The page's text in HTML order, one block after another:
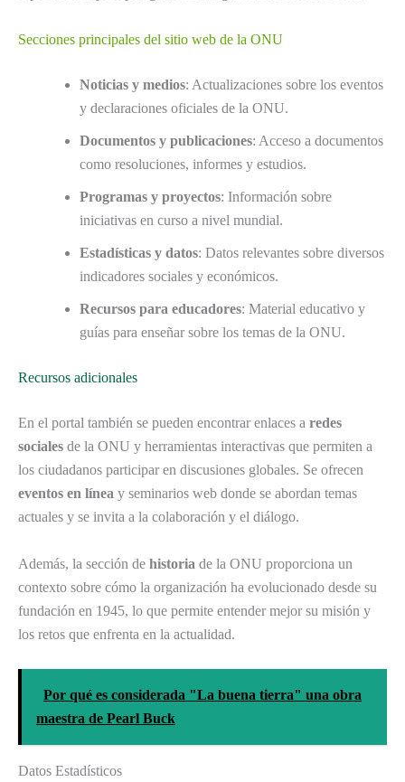
Secciones principales del sitio web de la ONU
Noticias y medios: Actualizaciones sobre los eventos
y declaraciones oficiales de la ONU.
Documentos y publicaciones: Acceso a documentos
como resoluciones, informes y estudios.
Programas y proyectos: Información sobre
iniciativas en curso a nivel mundial.
Estadísticas y datos: Datos relevantes sobre diversos
indicadores sociales y económicos.
Recursos para educadores: Material educativo y
guías para enseñar sobre los temas de la ONU.
Recursos adicionales
En el portal también se pueden encontrar enlaces a redes
sociales de la ONU y herramientas interactivas que permiten a
los ciudadanos participar en discusiones globales. Se ofrecen
eventos en línea y seminarios web donde se abordan temas
actuales y se invita a la colaboración y el diálogo.
Además, la sección de historia de la ONU proporciona un
contexto sobre cómo la organización ha evolucionado desde su
fundación en 1945, lo que permite entender mejor su misión y
los retos que enfrenta en la actualidad.
Por qué es considerada "La buena tierra" una obra
maestra de Pearl Buck
Datos Estadísticos